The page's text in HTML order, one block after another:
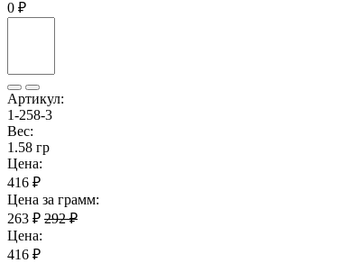
0 ₽
Артикул:
1-258-3
Вес:
1.58 гр
Цена:
416 ₽
Цена за грамм:
263 ₽ 292 ₽
Цена:
416 ₽